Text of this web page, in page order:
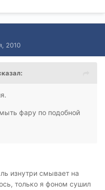
2010
фару по подобной
изнутри смывает на
только я фоном сушил